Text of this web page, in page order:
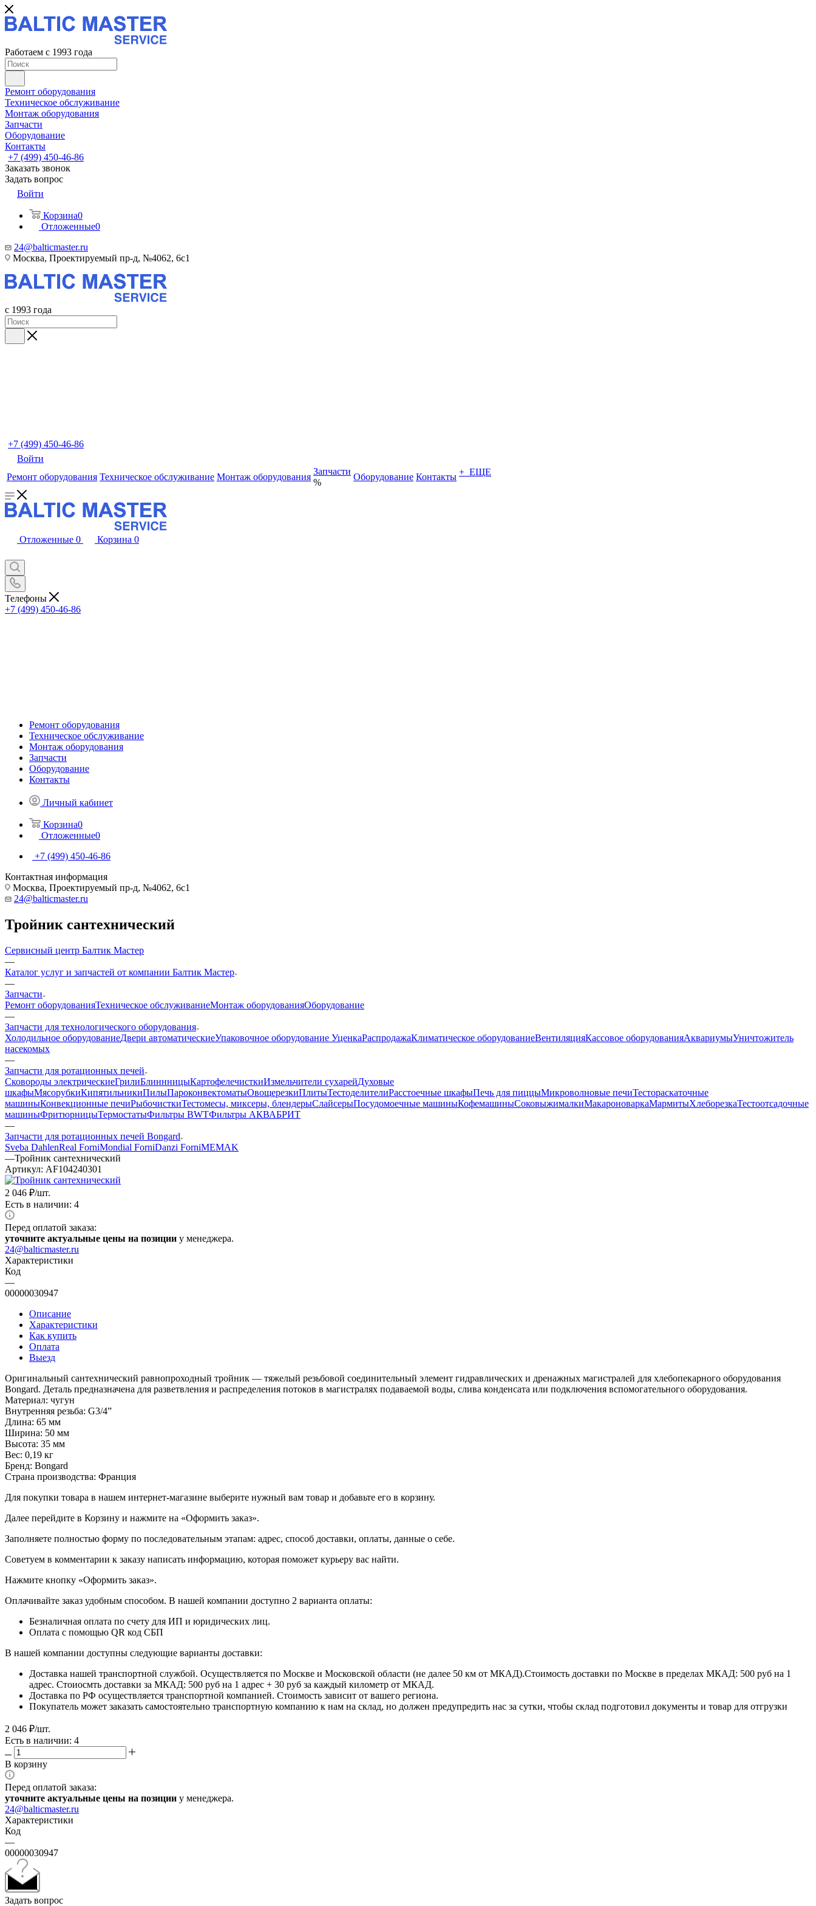
Работаем с 1993 года
Ремонт оборудования
Техническое обслуживание
Монтаж оборудования
Запчасти
Оборудование
Контакты
+7 (499) 450-46-86
Заказать звонок
Задать вопрос
Войти
Корзина0
Отложенные0
24@balticmaster.ru
Москва, Проектируемый пр-д, №4062, 6с1
с 1993 года
+7 (499) 450-46-86
Войти
Ремонт оборудования Техническое обслуживание Монтаж оборудования
Запчасти
%
Оборудование Контакты + ЕЩЕ
Отложенные 0 Корзина 0
Телефоны
+7 (499) 450-46-86
Ремонт оборудования
Техническое обслуживание
Монтаж оборудования
Запчасти
Оборудование
Контакты
Личный кабинет
Корзина0
Отложенные0
+7 (499) 450-46-86
Контактная информация
Москва, Проектируемый пр-д, №4062, 6с1
24@balticmaster.ru
Тройник сантехнический
Сервисный центр Балтик Мастер
—
Каталог услуг и запчастей от компании Балтик Мастер
—
Запчасти
Ремонт оборудованияТехническое обслуживаниеМонтаж оборудованияОборудование
—
Запчасти для технологического оборудования
Холодильное оборудованиеДвери автоматическиеУпаковочное оборудование УценкаРаспродажаКлиматическое оборудованиеВентиляцияКассовое оборудованияАквариумыУничтожитель
насекомых
—
Запчасти для ротационных печей
Cковороды электрическиеГрилиБлиннницыКартофелечисткиИзмельчители сухарейДуховые
шкафыМясорубкиКипятильникиПилыПароконвектоматыОвощерезкиПлитыТестоделителиРасстоечные шкафыПечь для пиццыМикроволновые печиТестораскаточные
машиныКонвекционные печиРыбочисткиТестомесы, миксеры, блендерыСлайсерыПосудомоечные машиныКофемашиныСоковыжималкиМакароноваркаМармитыХлеборезкаТестоотсадочные
машиныФритюрницыТермостатыФильтры BWTФильтры АКВАБРИТ
—
Запчасти для ротационных печей Bongard
Sveba DahlenReal ForniMondial ForniDanzi ForniMEMAK
—Тройник сантехнический
Артикул: AF104240301
2 046 ₽/шт.
Есть в наличии: 4
Перед оплатой заказа:
уточните актуальные цены на позиции у менеджера.
24@balticmaster.ru
Характеристики
Код
—
00000030947
Описание
Характеристики
Как купить
Оплата
Выезд
Оригинальный сантехнический равнопроходный тройник — тяжелый резьбовой соединительный элемент гидравлических и дренажных магистралей для хлебопекарного оборудования
Bongard. Деталь предназначена для разветвления и распределения потоков в магистралях подаваемой воды, слива конденсата или подключения вспомогательного оборудования.
Материал: чугун
Внутренняя резьба: G3/4”
Длина: 65 мм
Ширина: 50 мм
Высота: 35 мм
Вес: 0,19 кг
Бренд: Bongard
Страна производства: Франция
Для покупки товара в нашем интернет-магазине выберите нужный вам товар и добавьте его в корзину.
Далее перейдите в Корзину и нажмите на «Оформить заказ».
​​​​​​​Заполняете полностью форму по последовательным этапам: адрес, способ доставки, оплаты, данные о себе.
​​​​​​​Советуем в комментарии к заказу написать информацию, которая поможет курьеру вас найти.
​​​​​​​Нажмите кнопку «Оформить заказ».
Оплачивайте заказ удобным способом. В нашей компании доступно 2 варианта оплаты:
Безналичная оплата по счету для ИП и юридических лиц.
Оплата с помощью QR код СБП
В нашей компании доступны следующие варианты доставки:
Доставка нашей транспортной службой. Осуществляется по Москве и Московской области (не далее 50 км от МКАД).Стоимость доставки по Москве в пределах МКАД: 500 руб на 1
адрес. Стоиосмть доставки за МКАД: 500 руб на 1 адрес + 30 руб за каждый километр от МКАД.
Доставка по РФ осуществляется транспортной компанией. Стоимость зависит от вашего региона.
Покупатель может заказать самостоятельно транспортную компанию к нам на склад, но должен предупредить нас за сутки, чтобы склад подготовил документы и товар для отгрузки
2 046 ₽/шт.
Есть в наличии: 4
В корзину
Перед оплатой заказа:
уточните актуальные цены на позиции у менеджера.
24@balticmaster.ru
Характеристики
Код
—
00000030947
Задать вопрос